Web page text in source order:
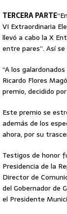
TERCERA PARTE
VI Extraordinaria
llevó a cabo la X
entre pares”. Así
“A los
Ricardo Flores
premio, decidido
Este premio se
además de los
ahora, por su
Testigos de honor
Presidencia de la
Director de
del Gobernador de
el Presidente